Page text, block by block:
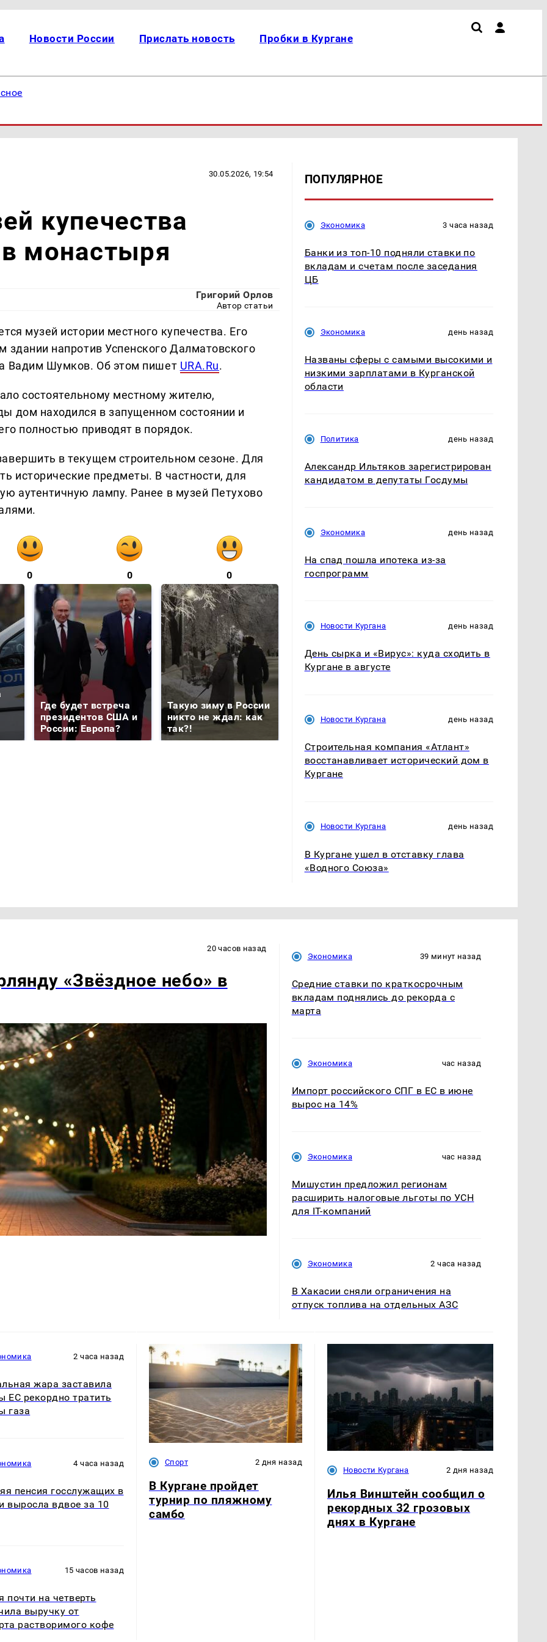
Новости России Прислать новость Пробки в Кургане
30.05.2026, 19:54
купечества
монастыря
Григорий Орлов
Автор статьи
музей истории местного купечества. Его
здании напротив Успенского Далматовского
Вадим Шумков. Об этом пишет URA.Ru.
состоятельному местному жителю,
дом находился в запущенном состоянии и
полностью приводят в порядок.
в текущем строительном сезоне. Для
исторические предметы. В частности, для
аутентичную лампу. Ранее в музей Петухово
0 0 0
Где будет встреча
президентов США и
России: Европа?
Такую зиму в России
никто не ждал: как
так?!
были украдены 18
миллионов рублей
крушение вертолета на
ПОПУЛЯРНОЕ
Экономика 3 часа назад
Банки из топ-10 подняли ставки по
вкладам и счетам после заседания
ЦБ
Экономика день назад
Названы сферы с самыми высокими и
низкими зарплатами в Курганской
области
Политика день назад
Александр Ильтяков зарегистрирован
кандидатом в депутаты Госдумы
Экономика день назад
На спад пошла ипотека из-за
госпрограмм
Новости Кургана день назад
День сырка и «Вирус»: куда сходить в
Кургане в августе
Новости Кургана день назад
Строительная компания «Атлант»
восстанавливает исторический дом в
Кургане
Новости Кургана день назад
В Кургане ушел в отставку глава
«Водного Союза»
20 часов назад
«Звёздное небо» в
Экономика 39 минут назад
Средние ставки по краткосрочным
вкладам поднялись до рекорда с
марта
Экономика час назад
Импорт российского СПГ в ЕС в июне
вырос на 14%
Экономика час назад
Мишустин предложил регионам
расширить налоговые льготы по УСН
для IT-компаний
Экономика 2 часа назад
В Хакасии сняли ограничения на
отпуск топлива на отдельных АЗС
2 часа назад
жара заставила
ЕС рекордно тратить
газа
4 часа назад
пенсия госслужащих в
выросла вдвое за 10
15 часов назад
почти на четверть
выручку от
растворимого кофе
Спорт 2 дня назад
В Кургане пройдет
турнир по пляжному
самбо
Новости Кургана 2 дня назад
Илья Винштейн сообщил о
рекордных 32 грозовых
днях в Кургане